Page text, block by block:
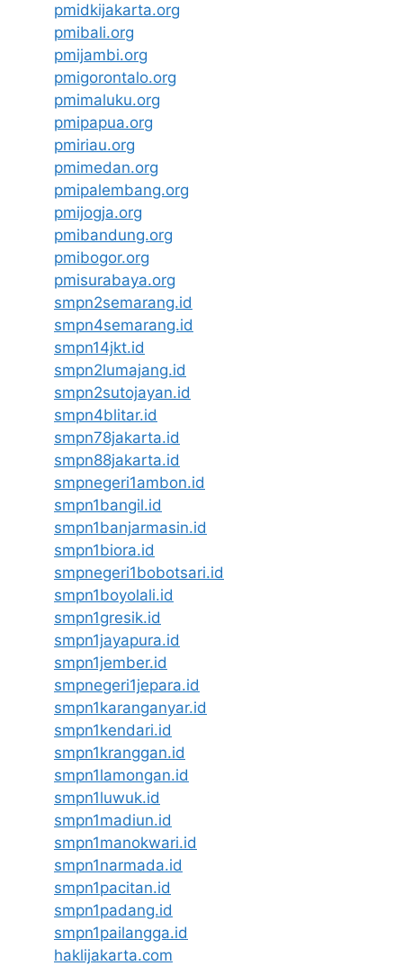
pmidkijakarta.org
pmibali.org
pmijambi.org
pmigorontalo.org
pmimaluku.org
pmipapua.org
pmiriau.org
pmimedan.org
pmipalembang.org
pmijogja.org
pmibandung.org
pmibogor.org
pmisurabaya.org
smpn2semarang.id
smpn4semarang.id
smpn14jkt.id
smpn2lumajang.id
smpn2sutojayan.id
smpn4blitar.id
smpn78jakarta.id
smpn88jakarta.id
smpnegeri1ambon.id
smpn1bangil.id
smpn1banjarmasin.id
smpn1biora.id
smpnegeri1bobotsari.id
smpn1boyolali.id
smpn1gresik.id
smpn1jayapura.id
smpn1jember.id
smpnegeri1jepara.id
smpn1karanganyar.id
smpn1kendari.id
smpn1kranggan.id
smpn1lamongan.id
smpn1luwuk.id
smpn1madiun.id
smpn1manokwari.id
smpn1narmada.id
smpn1pacitan.id
smpn1padang.id
smpn1pailangga.id
haklijakarta.com